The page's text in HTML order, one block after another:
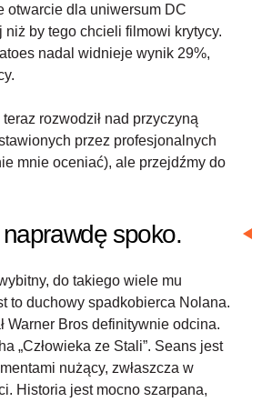
otwarcie dla uniwersum DC
niż by tego chcieli filmowi krytycy.
nadal widnieje wynik 29%,
rozwodził nad przyczyną
przez profesjonalnych
mnie oceniać), ale przejdźmy do
spoko.
do takiego wiele mu
to duchowy spadkobierca Nolana.
Warner Bros definitywnie odcina.
„Człowieka ze Stali”. Seans jest
nużący, zwłaszcza w
Historia jest mocno szarpana,